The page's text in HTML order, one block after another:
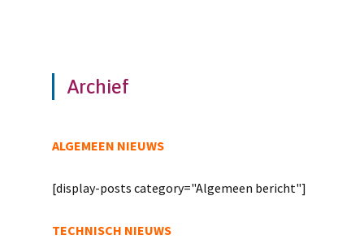
Archief
ALGEMEEN NIEUWS
[display-posts category="Algemeen bericht"]
TECHNISCH NIEUWS